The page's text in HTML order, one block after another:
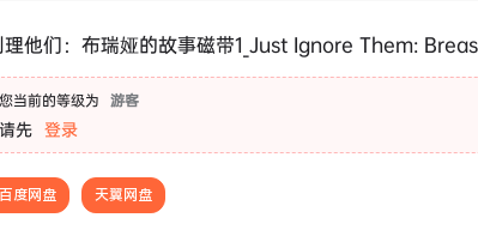
理他们：布瑞娅的故事磁带1_Just Ignore Them:
您当前的等级为 游客
请先 登录
百度网盘 天翼网盘